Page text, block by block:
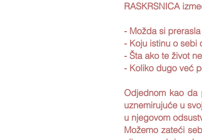
RASKRSNICA
- Možda si
- Koju istinu o sebi
- Šta ako te život
- Koliko dugo već
Odjednom kao da
uznemirujuće u
u njegovom
Možemo zateći